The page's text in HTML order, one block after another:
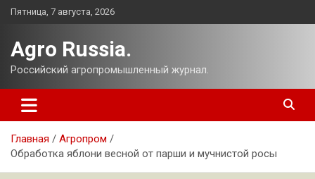
Перейти
Пятница, 7 августа, 2026
Agro Russia.
Российский агропромышленный журнал.
Главная
Агропром
Обработка яблони весной от парши и мучнистой росы